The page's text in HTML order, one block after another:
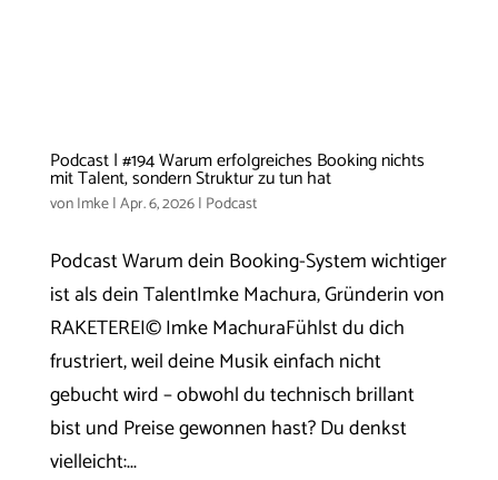
Podcast | #194 Warum erfolgreiches Booking nichts
mit Talent, sondern Struktur zu tun hat
vonImke|Apr. 6, 2026| Podcast
Podcast Warum dein Booking-System wichtiger
ist als dein TalentImke Machura, Gründerin von
RAKETEREI© Imke MachuraFühlst du dich
frustriert, weil deine Musik einfach nicht
gebucht wird – obwohl du technisch brillant
bist und Preise gewonnen hast? Du denkst
vielleicht:...